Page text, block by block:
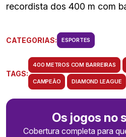
recordista dos 400 m com
CATEGORIAS: ESPORTES
TAGS:
400 METROS COM BARREIRAS
CAMPEÃO DIAMOND LEAGUE
Os jogos no
Cobertura completa para